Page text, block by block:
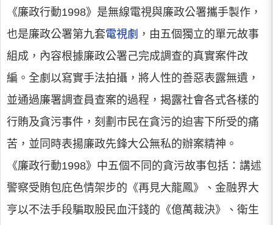
《廉政行動1998》是無線電視與廉政公署攜手製作，
也是廉政公署第九套電視劇 ，由五個獨立的單元故事
組成，內容根據廉政公署己完成調查的真實案件改
編。全劇以寫實手法拍攝，將人性的善惡表露無遺，
並通過廉署調查員查案的過程，揭露社會各式各樣的
行賄及貪污事件，刻劃市民在貪污的迫害下所受的痛
苦，並同時表揚廉政先鋒大公無私的辦案精神。
《廉政行動1998》中五個不同的貪污故事包括：講述
警察受賄包庇色情架步的《再見大龍鳳》、金融界大
亨以不法手段騙取股民血汗錢的《億萬裁決》、衛生